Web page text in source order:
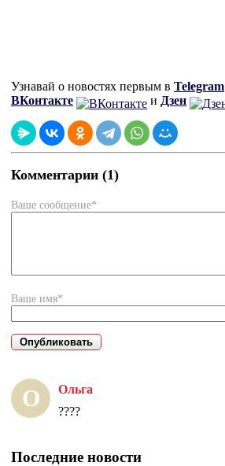
Узнавай о новостях первым в Telegram
ВКонтакте
и Дзен
Комментарии (1)
Ваше сообщение*
Ваше имя*
О Ольга
????
Последние новости